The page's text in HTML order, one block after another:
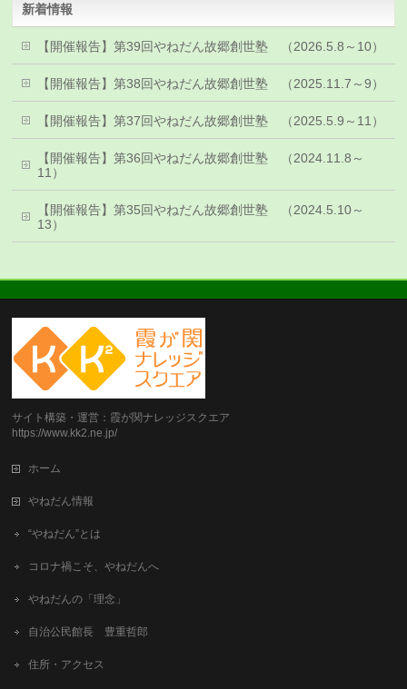
新着情報
【開催報告】第39回やねだん故郷創世塾 （2026.5.8～10）
【開催報告】第38回やねだん故郷創世塾 （2025.11.7～9）
【開催報告】第37回やねだん故郷創世塾 （2025.5.9～11）
【開催報告】第36回やねだん故郷創世塾 （2024.11.8～
11）
【開催報告】第35回やねだん故郷創世塾 （2024.5.10～
13）
サイト構築・運営：霞が関ナレッジスクエア
https://www.kk2.ne.jp/
ホーム
やねだん情報
“やねだん”とは
コロナ禍こそ、やねだんへ
やねだんの「理念」
自治公民館長 豊重哲郎
住所・アクセス